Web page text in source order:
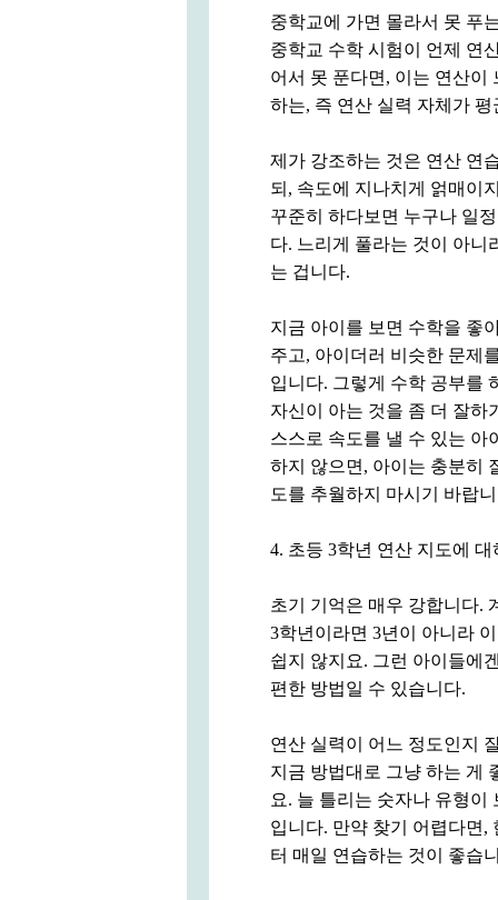
중학교에 가면 몰라서 못 푸
중학교 수학 시험이 언제 연
어서 못 푼다면, 이는 연산이
하는, 즉 연산 실력 자체가
제가 강조하는 것은 연산 연
되, 속도에 지나치게 얽매이
꾸준히 하다보면 누구나 일
다. 느리게 풀라는 것이 아니
는 겁니다.
지금 아이를 보면 수학을 좋
주고, 아이더러 비슷한 문제
입니다. 그렇게 수학 공부를
자신이 아는 것을 좀 더 잘하
스스로 속도를 낼 수 있는 아
하지 않으면, 아이는 충분히
도를 추월하지 마시기 바랍
4. 초등 3학년 연산 지도에 대
초기 기억은 매우 강합니다.
3학년이라면 3년이 아니라
쉽지 않지요. 그런 아이들에
편한 방법일 수 있습니다.
연산 실력이 어느 정도인지
지금 방법대로 그냥 하는 게
요. 늘 틀리는 숫자나 유형이
입니다. 만약 찾기 어렵다면,
터 매일 연습하는 것이 좋습